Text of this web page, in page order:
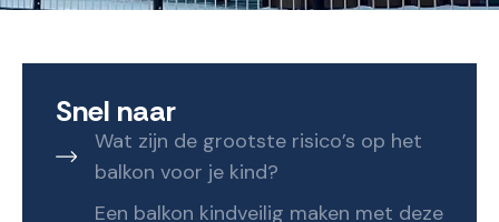
Snel naar
Wat zijn de grootste risico’s op het
balkon voor je kind?
Een balkon kindveilig maken met deze